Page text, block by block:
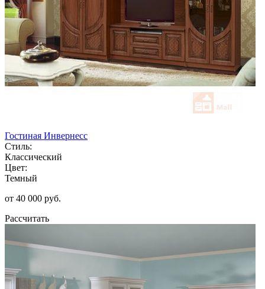
Гостиная Инвернесс
Стиль:
Классический
Цвет:
Темный
от 40 000 руб.
Рассчитать